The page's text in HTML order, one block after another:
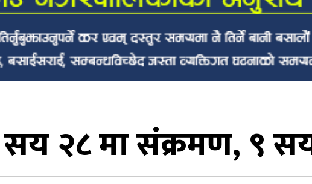
२८ मा संक्रमण, ९